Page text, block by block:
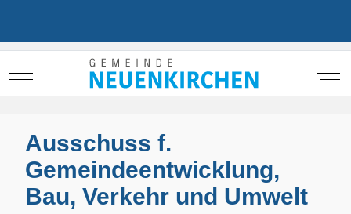
Mobile Menu Toggle Off-
Ausschuss f.
Gemeindeentwicklung,
Bau, Verkehr und Umwelt